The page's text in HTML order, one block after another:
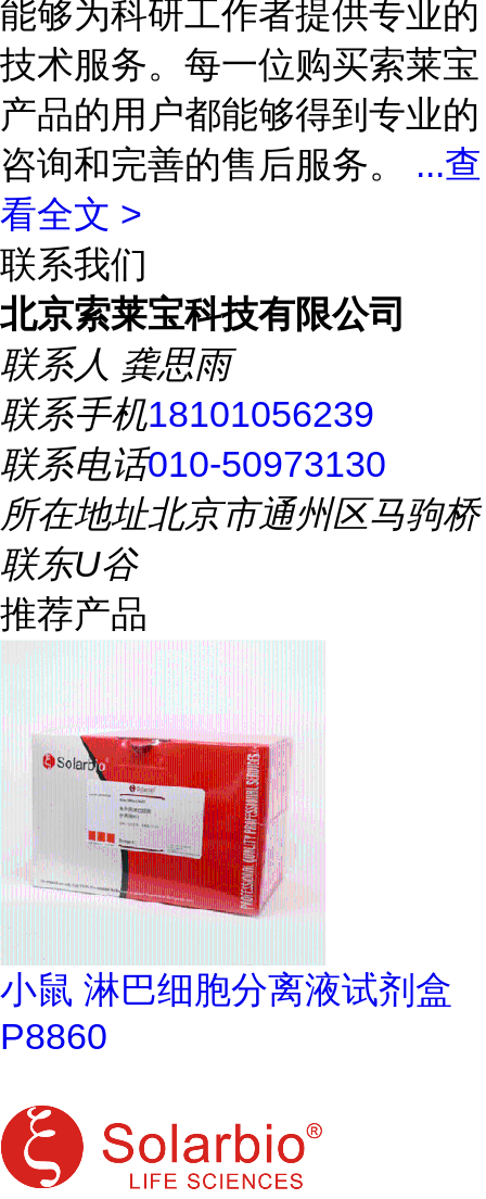
能够为科研工作者提供专业的
技术服务。每一位购买索莱宝
产品的用户都能够得到专业的
咨询和完善的售后服务。 ...查
看全文 >
联系我们
北京索莱宝科技有限公司
联系人 龚思雨
联系手机18101056239
联系电话010-50973130
所在地址北京市通州区马驹桥
联东U谷
推荐产品
小鼠 淋巴细胞分离液试剂盒
P8860